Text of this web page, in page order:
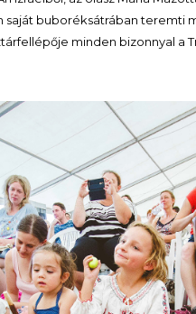
buboréksátrában teremti
minden bizonnyal a